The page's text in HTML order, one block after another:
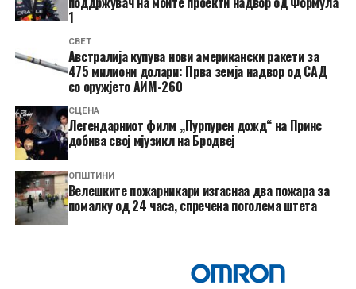
1
СВЕТ
Австралија купува нови американски ракети за
475 милиони долари: Прва земја надвор од САД
со оружјето АИМ-260
СЦЕНА
Легендарниот филм „Пурпурен дожд“ на Принс
добива свој мјузикл на Бродвеј
ОПШТИНИ
Велешките пожарникари изгаснаа два пожара за
помалку од 24 часа, спречена поголема штета